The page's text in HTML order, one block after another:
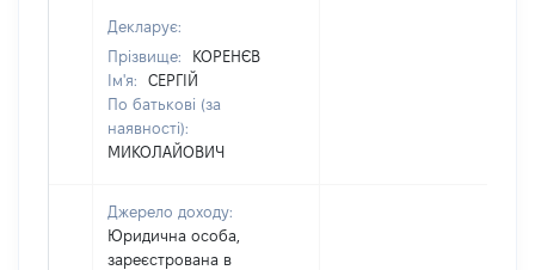
Декларує:
Прізвище:
КОРЕНЄВ
Ім'я:
СЕРГІЙ
По батькові (за
наявності):
МИКОЛАЙОВИЧ
Джерело доходу:
Юридична особа,
зареєстрована в